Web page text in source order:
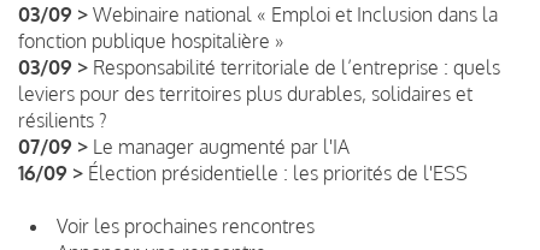
03/09 > Webinaire national « Emploi et Inclusion dans la
fonction publique hospitalière »
03/09 > Responsabilité territoriale de l’entreprise : quels
leviers pour des territoires plus durables, solidaires et
résilients ?
07/09 > Le manager augmenté par l'IA
16/09 > Élection présidentielle : les priorités de l'ESS
Voir les prochaines rencontres